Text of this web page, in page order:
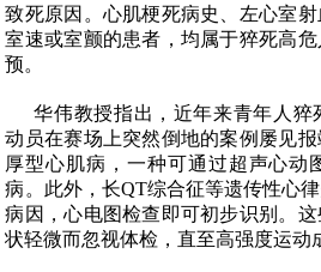
致死原因。心肌梗死病史、左心室
室速或室颤的患者，均属于猝死高
预。
华伟教授指出，近年来青年人猝
动员在赛场上突然倒地的案例屡见
厚型心肌病，一种可通过超声心动
病。此外，长QT综合征等遗传性心
病因，心电图检查即可初步识别。
状轻微而忽视体检，直至高强度运动